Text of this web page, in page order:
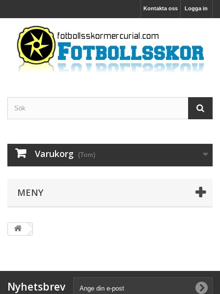
Logga in
Kontakta oss
Varukorg (Tom)
MENY
Nyhetsbrev